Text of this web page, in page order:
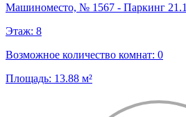
Машиноместо, № 1567 - Паркинг 21.1
Этаж: 8
Возможное количество комнат: 0
Площадь: 13.88 м²